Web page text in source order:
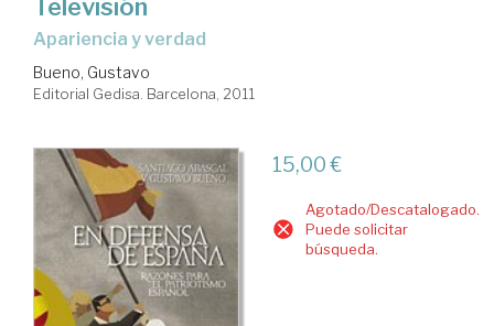
Televisión
apariencia y verdad
Bueno, Gustavo
Editorial Gedisa. Barcelona, 2011
15,00 €
Agotado/Descatalogado.
Puede solicitar
búsqueda.